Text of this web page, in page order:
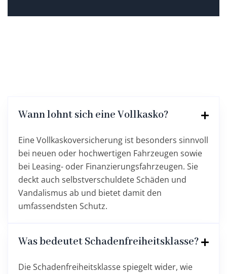
Wann lohnt sich eine Vollkasko?
Eine Vollkaskoversicherung ist besonders sinnvoll
bei neuen oder hochwertigen Fahrzeugen sowie
bei Leasing- oder Finanzierungsfahrzeugen. Sie
deckt auch selbstverschuldete Schäden und
Vandalismus ab und bietet damit den
umfassendsten Schutz.
Was bedeutet Schadenfreiheitsklasse?
Die Schadenfreiheitsklasse spiegelt wider, wie